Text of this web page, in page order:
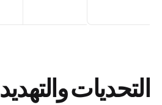
التحديات